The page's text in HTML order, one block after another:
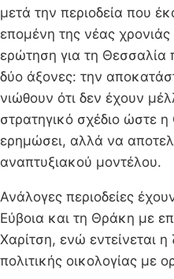
μετά την περιοδεία που
επομένη της νέας χρονιάς
ερώτηση για τη Θεσσαλία
δύο άξονες: την
νιώθουν ότι δεν έχουν
στρατηγικό σχέδιο ώστε
ερημώσει, αλλά να
αναπτυξιακού μοντέλου.
Ανάλογες περιοδείες
Εύβοια και τη Θράκη με
Χαρίτση, ενώ εντείνεται
πολιτικής οικολογίας με